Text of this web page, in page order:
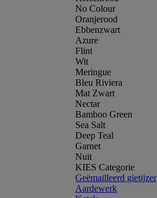
No Colour
Oranjerood
Ebbenzwart
Azure
Flint
Wit
Meringue
Bleu Riviera
Mat Zwart
Nectar
Bamboo Green
Sea Salt
Deep Teal
Garnet
Nuit
KIES Categorie
Geëmailleerd gietijzer
Aardewerk